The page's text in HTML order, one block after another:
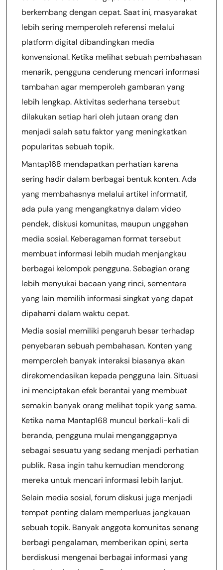
berkembang dengan cepat. Saat ini, masyarakat
lebih sering memperoleh referensi melalui
platform digital dibandingkan media
konvensional. Ketika melihat sebuah pembahasan
menarik, pengguna cenderung mencari informasi
tambahan agar memperoleh gambaran yang
lebih lengkap. Aktivitas sederhana tersebut
dilakukan setiap hari oleh jutaan orang dan
menjadi salah satu faktor yang meningkatkan
popularitas sebuah topik.
Mantap168 mendapatkan perhatian karena
sering hadir dalam berbagai bentuk konten. Ada
yang membahasnya melalui artikel informatif,
ada pula yang mengangkatnya dalam video
pendek, diskusi komunitas, maupun unggahan
media sosial. Keberagaman format tersebut
membuat informasi lebih mudah menjangkau
berbagai kelompok pengguna. Sebagian orang
lebih menyukai bacaan yang rinci, sementara
yang lain memilih informasi singkat yang dapat
dipahami dalam waktu cepat.
Media sosial memiliki pengaruh besar terhadap
penyebaran sebuah pembahasan. Konten yang
memperoleh banyak interaksi biasanya akan
direkomendasikan kepada pengguna lain. Situasi
ini menciptakan efek berantai yang membuat
semakin banyak orang melihat topik yang sama.
Ketika nama Mantap168 muncul berkali-kali di
beranda, pengguna mulai menganggapnya
sebagai sesuatu yang sedang menjadi perhatian
publik. Rasa ingin tahu kemudian mendorong
mereka untuk mencari informasi lebih lanjut.
Selain media sosial, forum diskusi juga menjadi
tempat penting dalam memperluas jangkauan
sebuah topik. Banyak anggota komunitas senang
berbagi pengalaman, memberikan opini, serta
berdiskusi mengenai berbagai informasi yang